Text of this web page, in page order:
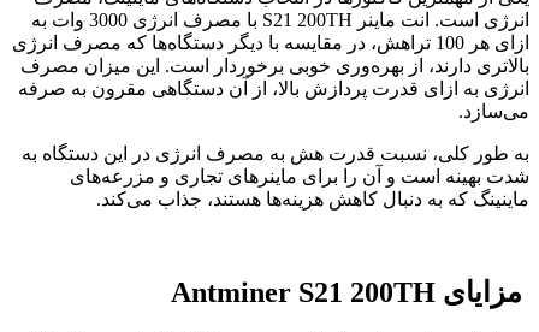
انرژی است. انت ماینر S21 200TH با مصرف انرژی 3000 وات به
ازای هر 100 تراهش، در مقایسه با دیگر دستگاه‌ها که مصرف انرژی
بالاتری دارند، از بهره‌وری خوبی برخوردار است. این میزان مصرف
انرژی به ازای قدرت پردازش بالا، از آن دستگاهی مقرون به صرفه
می‌سازد.
به طور کلی، نسبت قدرت هش به مصرف انرژی در این دستگاه به
شدت بهینه است و آن را برای ماینرهای تجاری و مزرعه‌های
ماینینگ که به دنبال کاهش هزینه‌ها هستند، جذاب می‌کند.
مزایای Antminer S21 200TH